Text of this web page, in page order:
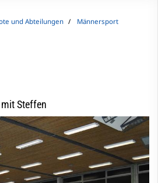
und Abteilungen
Männersport
Steffen